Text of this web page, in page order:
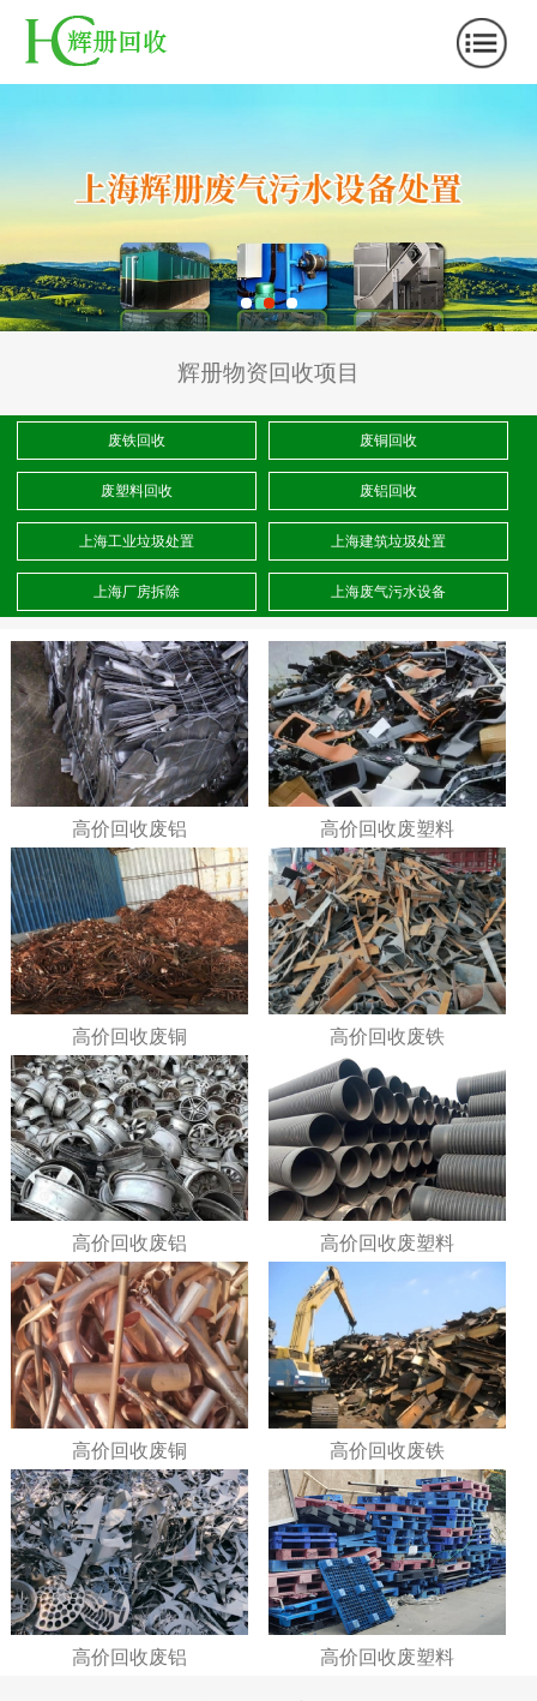
辉册物资回收项目
废铁回收 废铜回收
废塑料回收 废铝回收
上海工业垃圾处置 上海建筑垃圾处置
上海厂房拆除 上海废气污水设备
高价回收废铝 高价回收废塑料
高价回收废铜 高价回收废铁
高价回收废铝 高价回收废塑料
高价回收废铜 高价回收废铁
高价回收废铝 高价回收废塑料